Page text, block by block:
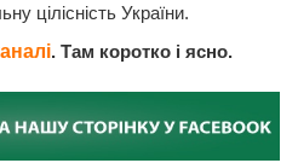
цілісність України.
. Там коротко і ясно.